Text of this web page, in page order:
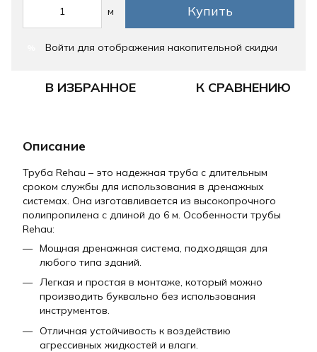
м Купить
Войти для отображения накопительной скидки
В ИЗБРАННОЕ К СРАВНЕНИЮ
Описание
Труба Rehau – это надежная труба с длительным
сроком службы для использования в дренажных
системах. Она изготавливается из высокопрочного
полипропилена с длиной до 6 м. Особенности трубы
Rehau:
Мощная дренажная система, подходящая для
любого типа зданий.
Легкая и простая в монтаже, который можно
производить буквально без использования
инструментов.
Отличная устойчивость к воздействию
агрессивных жидкостей и влаги.